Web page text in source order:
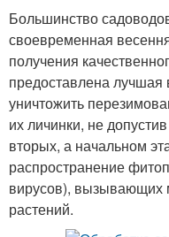
Большинство
своевременная
получения
предоставлена
уничтожить
их личинки, не
вторых, а начальном
распространение
вирусов), вызывающих
растений.